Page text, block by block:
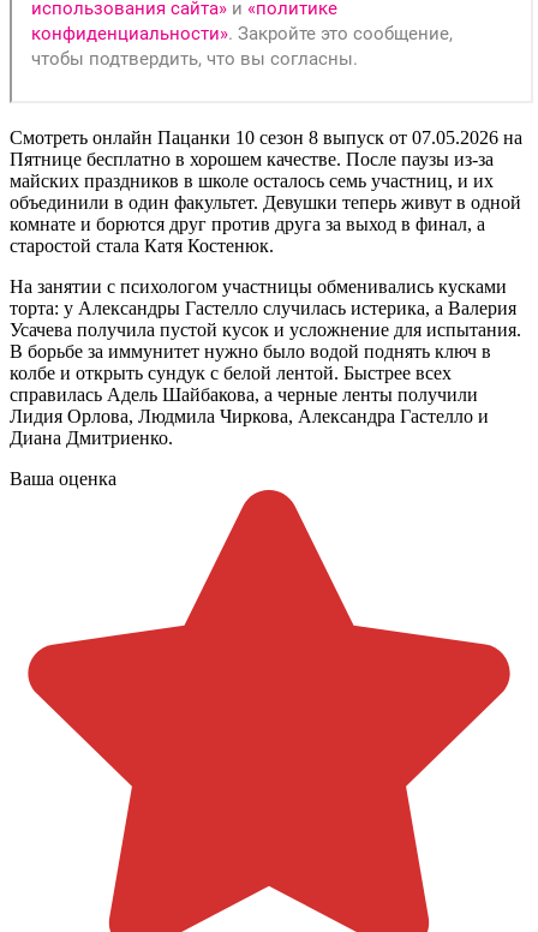
Смотреть онлайн Пацанки 10 сезон 8 выпуск от 07.05.2026 на
Пятнице бесплатно в хорошем качестве. После паузы из-за
майских праздников в школе осталось семь участниц, и их
объединили в один факультет. Девушки теперь живут в одной
комнате и борются друг против друга за выход в финал, а
старостой стала Катя Костенюк.
На занятии с психологом участницы обменивались кусками
торта: у Александры Гастелло случилась истерика, а Валерия
Усачева получила пустой кусок и усложнение для испытания.
В борьбе за иммунитет нужно было водой поднять ключ в
колбе и открыть сундук с белой лентой. Быстрее всех
справилась Адель Шайбакова, а черные ленты получили
Лидия Орлова, Людмила Чиркова, Александра Гастелло и
Диана Дмитриенко.
Ваша оценка